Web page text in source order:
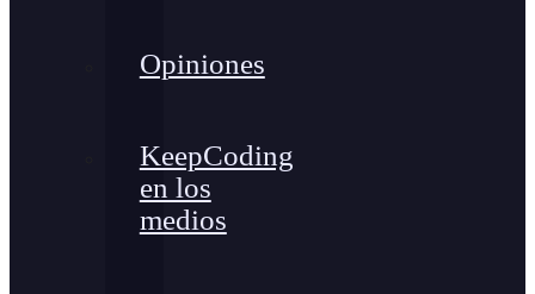
Opiniones
KeepCoding
en los
medios